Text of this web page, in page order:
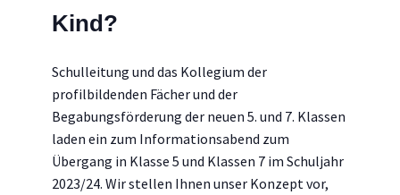
Kind?
Schulleitung und das Kollegium der
profilbildenden Fächer und der
Begabungsförderung der neuen 5. und 7. Klassen
laden ein zum Informationsabend zum
Übergang in Klasse 5 und Klassen 7 im Schuljahr
2023/24. Wir stellen Ihnen unser Konzept vor,